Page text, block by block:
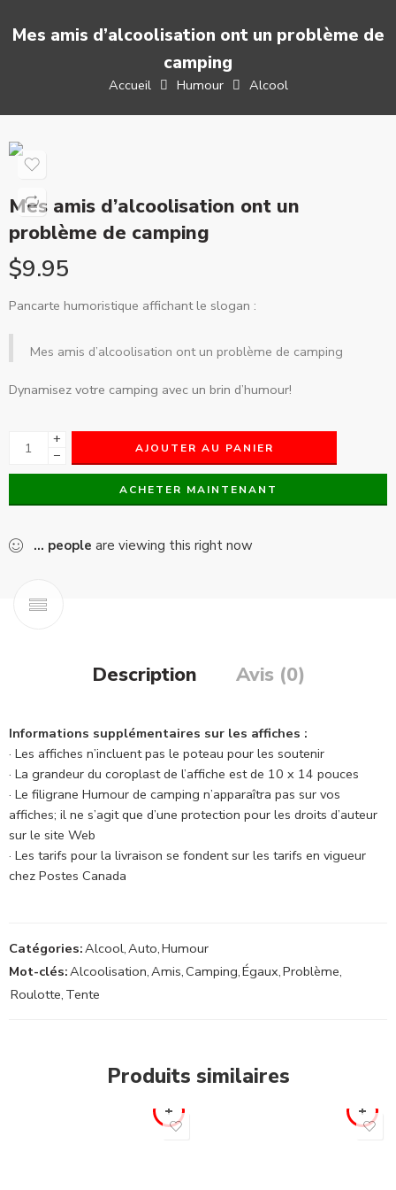
Mes amis d’alcoolisation ont un problème de
camping
Accueil Humour Alcool
Mes amis d’alcoolisation ont un
problème de camping
$9.95
Pancarte humoristique affichant le slogan :
Mes amis d’alcoolisation ont un problème de camping
Dynamisez votre camping avec un brin d’humour!
+
−
AJOUTER AU PANIER
ACHETER MAINTENANT
... people are viewing this right now
Description Avis (0)
Informations supplémentaires sur les affiches :
· Les affiches n’incluent pas le poteau pour les soutenir
· La grandeur du coroplast de l’affiche est de 10 x 14 pouces
· Le filigrane Humour de camping n’apparaîtra pas sur vos
affiches; il ne s’agit que d’une protection pour les droits d’auteur
sur le site Web
· Les tarifs pour la livraison se fondent sur les tarifs en vigueur
chez Postes Canada
Catégories:Alcool,Auto,Humour
Mot-clés:Alcoolisation,Amis,Camping,Égaux,Problème,
Roulotte, Tente
Produits similaires